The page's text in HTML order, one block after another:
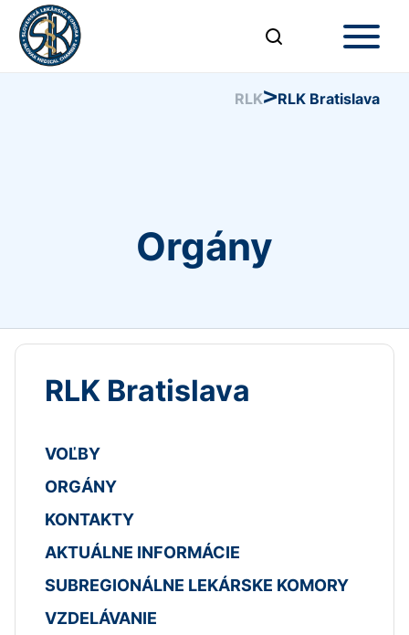
RLK>RLK Bratislava
Orgány
RLK Bratislava
VOĽBY
ORGÁNY
KONTAKTY
AKTUÁLNE INFORMÁCIE
SUBREGIONÁLNE LEKÁRSKE KOMORY
VZDELÁVANIE